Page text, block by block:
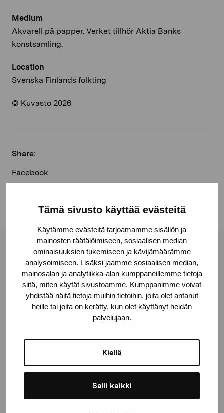
Tämä sivusto käyttää evästeitä
Käytämme evästeitä tarjoamamme sisällön ja
mainosten räätälöimiseen, sosiaalisen median
ominaisuuksien tukemiseen ja kävijämäärämme
analysoimiseen. Lisäksi jaamme sosiaalisen median,
mainosalan ja analytiikka-alan kumppaneillemme tietoja
siitä, miten käytät sivustoamme. Kumppanimme voivat
yhdistää näitä tietoja muihin tietoihin, joita olet antanut
heille tai joita on kerätty, kun olet käyttänyt heidän
palvelujaan.
Kiellä
Salli kaikki
Medium
Akvarell på papper. Verket tillhör Aktia Banks
konstsamling.
Location
Svenska Finlands folkting
© Kuvasto 2026
Share:
Facebook
Pro Artibus Foundation
Gustav Wasas gata 11
10600 Ekenäs
proartibus@proartibus.fi